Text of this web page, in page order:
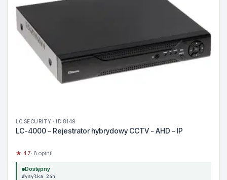
LC SECURITY · ID 8149
LC-4000 - Rejestrator hybrydowy CCTV - AHD - IP
★ 4.7· 8 opinii
Dostępny
Wysyłka 24h